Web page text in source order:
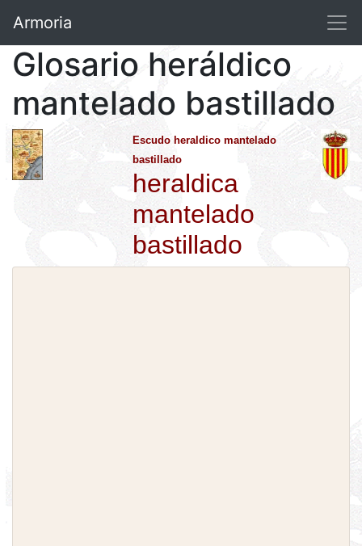
Armoria
Glosario heráldico
mantelado bastillado
Escudo heraldico mantelado
bastillado
heraldica
mantelado
bastillado